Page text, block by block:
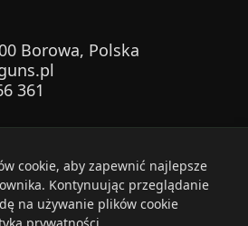
Borowa, Polska
361
cookie, aby zapewnić najlepsze
Kontynuując przeglądanie
na używanie plików cookie